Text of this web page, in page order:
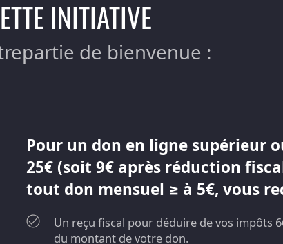
INITIATIVE
de bienvenue :
Pour un don en ligne supérieur
25€ (soit 9€ après réduction
tout don mensuel ≥ à 5€, vous
Un reçu fiscal pour déduire de vos impôts
du montant de votre don.